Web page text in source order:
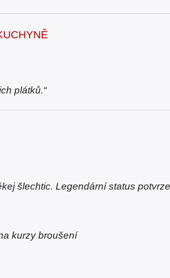
plátků.“
šlechtic. Legendární status
kurzy broušení